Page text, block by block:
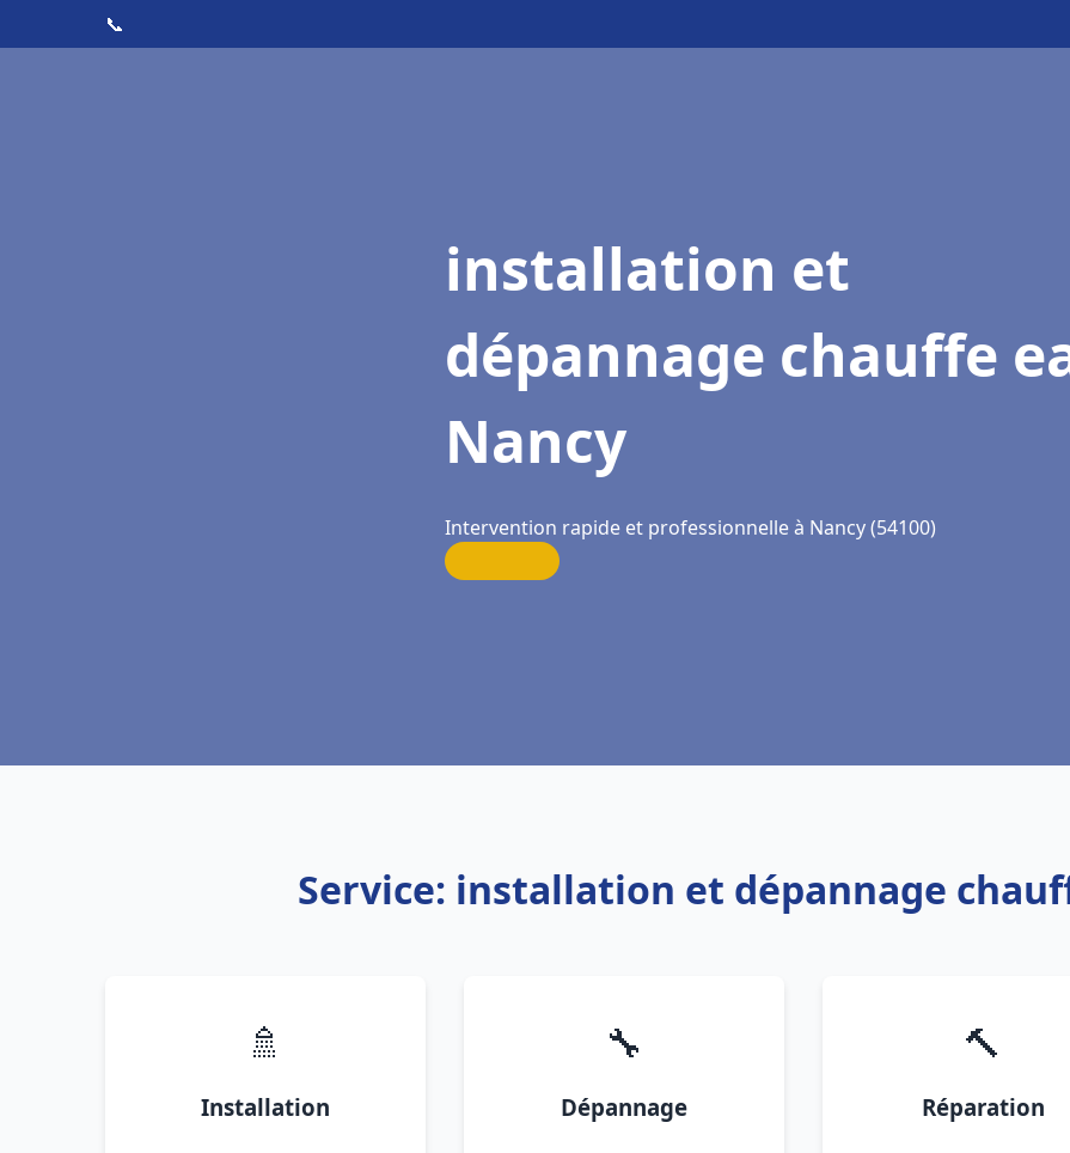
📞
installation et
dépannage chauffe
Nancy
Intervention rapide et professionnelle à Nancy (54100)
Service: installation et dépannage
🚿
Installation
🔧
Dépannage
🔨
Réparation